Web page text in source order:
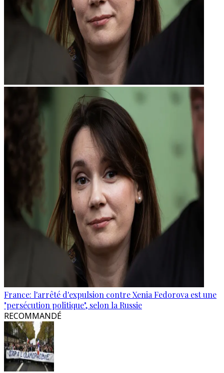
France: l'arrêté d'expulsion contre Xenia Fedorova est une
"persécution politique", selon la Russie
RECOMMANDÉ